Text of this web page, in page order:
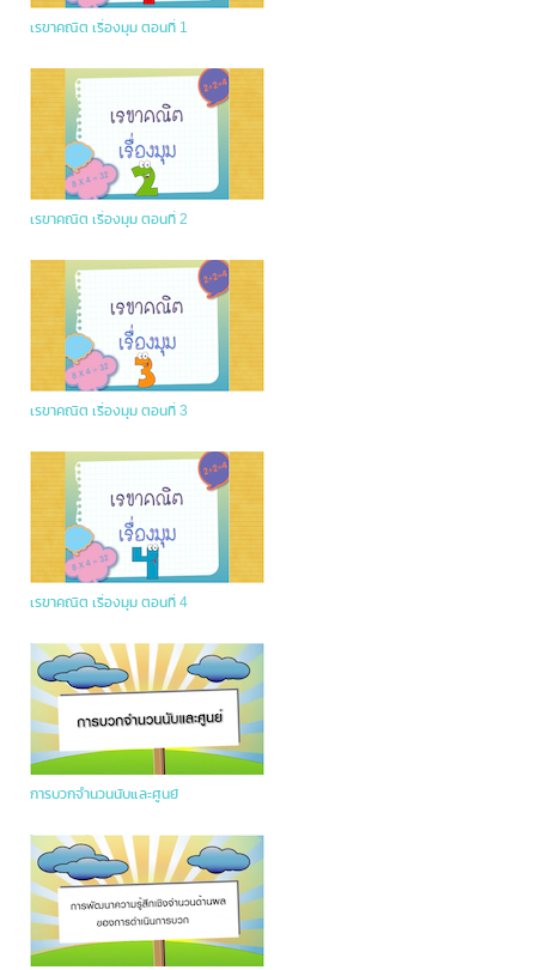
เรขาคณิต เรื่องมุม ตอนที่ 1
เรขาคณิต เรื่องมุม ตอนที่ 2
เรขาคณิต เรื่องมุม ตอนที่ 3
เรขาคณิต เรื่องมุม ตอนที่ 4
การบวกจำนวนนับและศูนย์